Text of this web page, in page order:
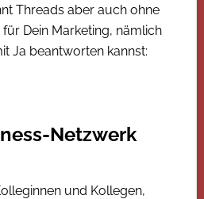
Threads aber auch ohne
Dein Marketing, nämlich
Ja beantworten kannst:
Netzwerk
und Kollegen,